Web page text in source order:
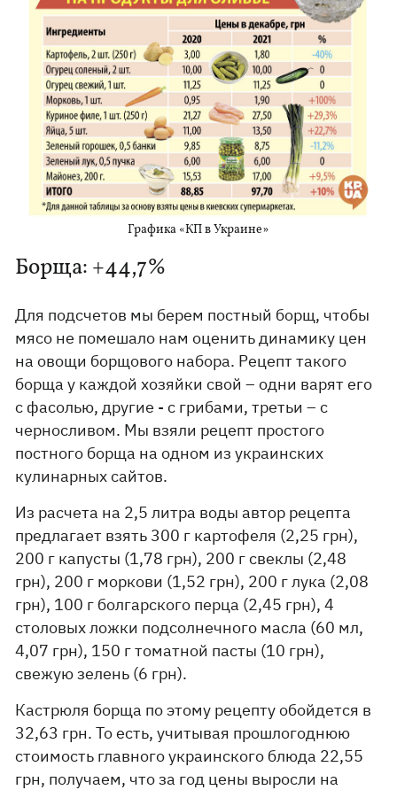
Графика «КП в Украине»
Борща: +44,7%
Для подсчетов мы берем постный борщ, чтобы
мясо не помешало нам оценить динамику цен
на овощи борщового набора. Рецепт такого
борща у каждой хозяйки свой – одни варят его
с фасолью, другие - с грибами, третьи – с
черносливом. Мы взяли рецепт простого
постного борща на одном из украинских
кулинарных сайтов.
Из расчета на 2,5 литра воды автор рецепта
предлагает взять 300 г картофеля (2,25 грн),
200 г капусты (1,78 грн), 200 г свеклы (2,48
грн), 200 г моркови (1,52 грн), 200 г лука (2,08
грн), 100 г болгарского перца (2,45 грн), 4
столовых ложки подсолнечного масла (60 мл,
4,07 грн), 150 г томатной пасты (10 грн),
свежую зелень (6 грн).
Кастрюля борща по этому рецепту обойдется в
32,63 грн. То есть, учитывая прошлогоднюю
стоимость главного украинского блюда 22,55
грн, получаем, что за год цены выросли на